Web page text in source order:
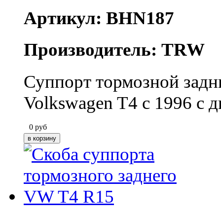
Артикул: BHN187
Производитель: TRW
Суппорт тормозной
Volkswagen T4 c 1996 с
0 руб